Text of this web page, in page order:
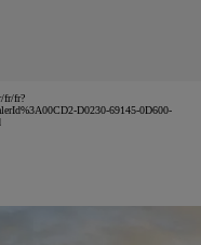
fr/fr?
D0230-69145-0D600-